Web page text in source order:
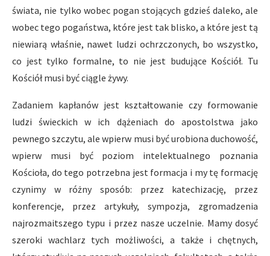
świata, nie tylko wobec pogan stojących gdzieś daleko, ale
wobec tego pogaństwa, które jest tak blisko, a które jest tą
niewiarą właśnie, nawet ludzi ochrzczonych, bo wszystko,
co jest tylko formalne, to nie jest budujące Kościół. Tu
Kościół musi być ciągle żywy.
Zadaniem kapłanów jest kształtowanie czy formowanie
ludzi świeckich w ich dążeniach do apostolstwa jako
pewnego szczytu, ale wpierw musi być urobiona duchowość,
wpierw musi być poziom intelektualnego poznania
Kościoła, do tego potrzebna jest formacja i my tę formację
czynimy w różny sposób: przez katechizację, przez
konferencje, przez artykuły, sympozja, zgromadzenia
najrozmaitszego typu i przez nasze uczelnie. Mamy dosyć
szeroki wachlarz tych możliwości, a także i chętnych,